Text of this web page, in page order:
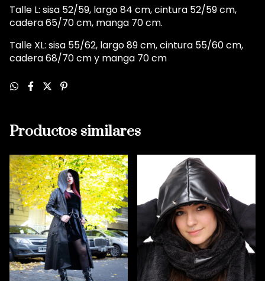
Talle L: sisa 52/59, largo 84 cm, cintura 52/59 cm,
cadera 65/70 cm, manga 70 cm.
Talle XL: sisa 55/62, largo 89 cm, cintura 55/60 cm,
cadera 68/70 cm y manga 70 cm
Productos similares